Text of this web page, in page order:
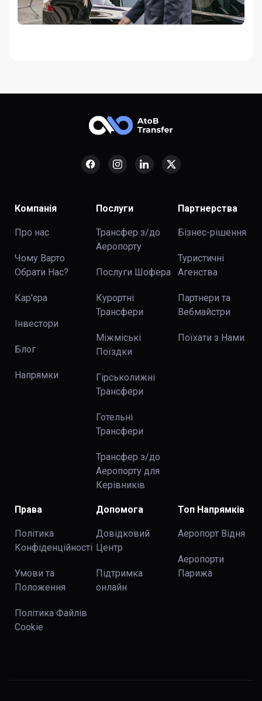
Компанія
Про нас
Чому Варто
Обрати Нас?
Кар'єра
Інвестори
Блог
Напрямки
Послуги
Трансфер з/до
Аеропорту
Послуги Шофера
Курортні
Трансфери
Міжміські
Поїздки
Гірськолижні
Трансфери
Готельні
Трансфери
Трансфер з/до
Аеропорту для
Керівників
Партнерства
Бізнес-рішення
Туристичні
Агенства
Партнери та
Вебмайстри
Поїхати з Нами
Права
Політика
Конфіденційності
Умови та
Положення
Політика Файлів
Cookie
Допомога
Довідковий
Центр
Підтримка
онлайн
Топ Напрямків
Аеропорт Відня
Аеропорти
Парижа